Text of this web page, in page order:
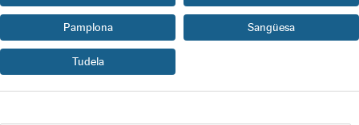
Pamplona Sangüesa
Tudela